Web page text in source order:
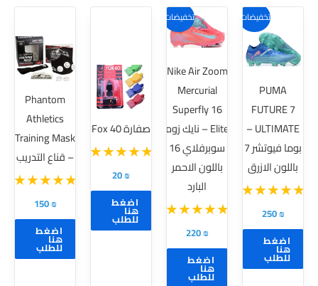
تخفيضات!
PUMA
FUTURE 7
ULTIMATE –
بوما فيوتشر 7
باللون الازرق
250₪
اضغط
هنا
للطلب
هناك
العديد
من
المختلفة
لهذا
المنتج.
يمكن
اختيار
الخيارات
على
صفحة
المنتج
تخفيضات!
Nike Air Zoom
Mercurial
Superfly 16
Elite – نايك زوم
سوبرفلاي 16
باللون الاحمر
البارد
220₪
اضغط
هنا
للطلب
هناك
العديد
الأشكال
المختلفة
لهذا
المنتج.
يمكن
اختيار
الخيارات
على
صفحة
المنتج
صفارة Fox 40
20₪
اضغط
هنا
للطلب
Phantom
Athletics
Training Mask
– قناع التدريب
150₪
اضغط
هنا
للطلب